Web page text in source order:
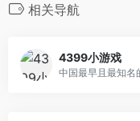
相关导航
4399小游戏